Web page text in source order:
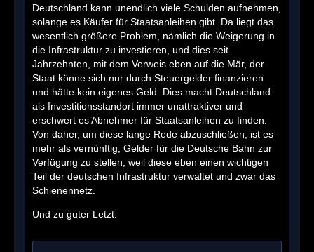
Deutschland kann unendlich viele Schulden aufnehmen,
solange es Käufer für Staatsanleihen gibt. Da liegt das
wesentlich größere Problem, nämlich die Weigerung in
die Infrastruktur zu investieren, und dies seit
Jahrzehnten, mit dem Verweis eben auf die Mär, der
Staat könne sich nur durch Steuergelder finanzieren
und hätte kein eigenes Geld. Dies macht Deutschland
als Investitionsstandort immer unattraktiver und
erschwert es Abnehmer für Staatsanleihen zu finden.
Von daher, um diese lange Rede abzuschließen, ist es
mehr als vernünftig, Gelder für die Deutsche Bahn zur
Verfügung zu stellen, weil diese eben einen wichtigen
Teil der deutschen Infrastruktur verwaltet und zwar das
Schienennetz.
Und zu guter Letzt: